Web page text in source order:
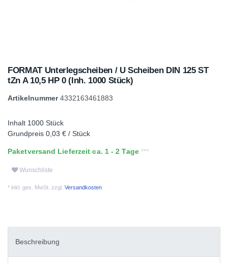
FORMAT Unterlegscheiben / U Scheiben DIN 125 ST
tZn A 10,5 HP 0 (Inh. 1000 Stück)
Artikelnummer4332163461883
Inhalt 1000 Stück
Grundpreis 0,03 € / Stück
Paketversand Lieferzeit ca. 1 - 2 Tage
Wunschliste
* inkl. ges. MwSt. zzgl. Versandkosten
Beschreibung